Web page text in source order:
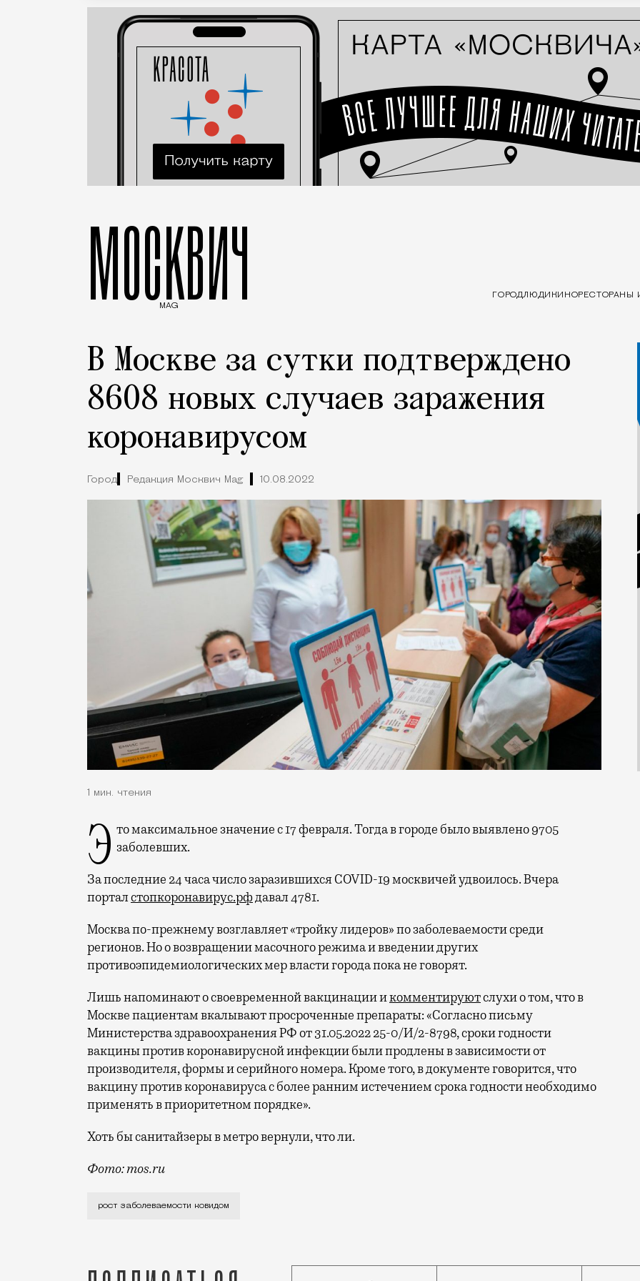
МОСКВИЧ
MAG
ГОРОДЛЮДИ КИНОРЕСТОРАНЫ
В Москве за сутки подтверждено
8608 новых случаев заражения
коронавирусом
Город Редакция Москвич Mag 10.08.2022
1 мин. чтения
Это максимальное значение с 17 февраля. Тогда в городе было выявлено 9705 заболевших.
За последние 24 часа число заразившихся COVID-19 москвичей удвоилось. Вчера
порталстопкоронавирус.рфдавал 4781.
Москва по-прежнему возглавляет «тройку лидеров» по заболеваемости среди
регионов. Но о возвращении масочного режима и введении других
противоэпидемиологических мер власти города пока не говорят.
Лишь напоминают о своевременной вакцинации икомментируютслухи о том, что в
Москве пациентам вкалывают просроченные препараты: «Согласно письму
Министерства здравоохранения РФ от 31.05.2022 25-0/И/2-8798, сроки годности
вакцины против коронавирусной инфекции были продлены в зависимости от
производителя, формы и серийного номера. Кроме того, в документе говорится, что
вакцину против коронавируса с более ранним истечением срока годности необходимо
применять в приоритетном порядке».
Хоть бы санитайзеры в метро вернули, что ли.
Фото: mos.ru
Это максимальное значение с 17 февраля. Тогда в городе было выявлено 9705
рост заболеваемости ковидом